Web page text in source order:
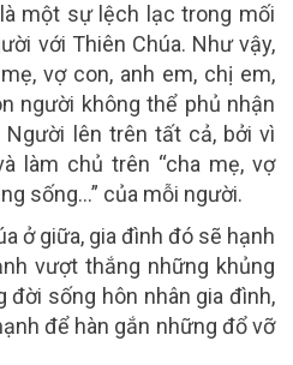
một sự lệch lạc trong mối
với Thiên Chúa. Như vậy,
vợ con, anh em, chị em,
người không thể phủ nhận
Người lên trên tất cả, bởi vì
làm chủ trên “cha mẹ, vợ
sống…” của mỗi người.
ở giữa, gia đình đó sẽ hạnh
vượt thắng những khủng
đời sống hôn nhân gia đình,
để hàn gắn những đổ vỡ